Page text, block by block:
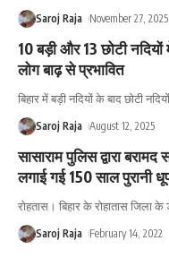
Saroj Raja November 27, 2025
10 बड़ी और 13 छोटी
लोग बाढ़ से प्रभावित
बिहार में बड़ी नदियों के बाद छोटी
Saroj Raja August 12, 2025
सासाराम पुलिस द्वारा
लगाई गई 150 साल पुरानी
रोहतास। बिहार के रोहातास जिला
Saroj Raja February 14, 2022